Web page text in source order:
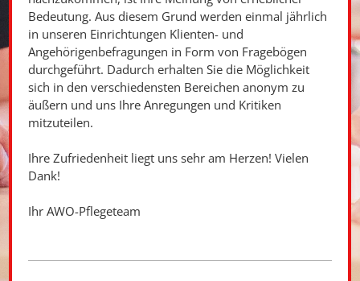
Bedeutung. Aus diesem Grund werden einmal jährlich
in unseren Einrichtungen Klienten- und
Angehörigenbefragungen in Form von Fragebögen
durchgeführt. Dadurch erhalten Sie die Möglichkeit
sich in den verschiedensten Bereichen anonym zu
äußern und uns Ihre Anregungen und Kritiken
mitzuteilen.
Ihre Zufriedenheit liegt uns sehr am Herzen! Vielen
Dank!
Ihr AWO-Pflegeteam